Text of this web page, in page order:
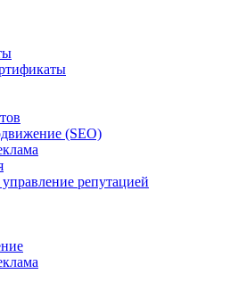
(SEO)
репутацией